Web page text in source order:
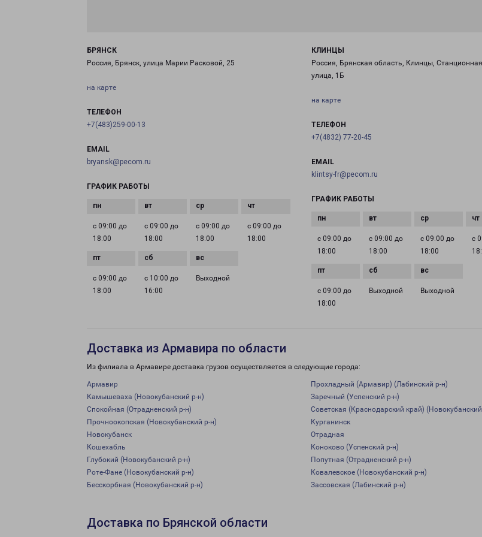
БРЯНСК
Россия, Брянск, улица Марии Расковой, 25
на карте
ТЕЛЕФОН
+7(483)259-00-13
EMAIL
bryansk@pecom.ru
ГРАФИК РАБОТЫ
с 09:00 до
18:00
с 09:00 до
18:00
с 09:00 до
18:00
с 09:00 до
18:00
с 09:00 до
18:00
с 10:00 до
16:00
Выходной
КЛИНЦЫ
Россия, Брянская область, Клинцы, Станционная
улица, 1Б
на карте
ТЕЛЕФОН
+7(4832) 77-20-45
EMAIL
klintsy-fr@pecom.ru
ГРАФИК РАБОТЫ
с 09:00 до
18:00
с 09:00 до
18:00
с 09:00 до
18:00
с
с 09:00 до
18:00
Выходной Выходной
Доставка из Армавира по области
Из филиала в Армавире доставка грузов осуществляется в следующие города:
Армавир Прохладный (Армавир) (Лабинский р-н)
Камышеваха (Новокубанский р-н)
Заречный (Успенский р-н)
Спокойная (Отрадненский р-н)
Советская (Краснодарский край)
Прочноокопская (Новокубанский р-н)
Курганинск
Новокубанск
Отрадная
Кошехабль
Коноково (Успенский р-н)
Глубокий (Новокубанский р-н)
Попутная (Отрадненский р-н)
Роте-Фане (Новокубанский р-н)
Ковалевское (Новокубанский р-н)
Бесскорбная (Новокубанский р-н)
Зассовская (Лабинский р-н)
Доставка по Брянской области